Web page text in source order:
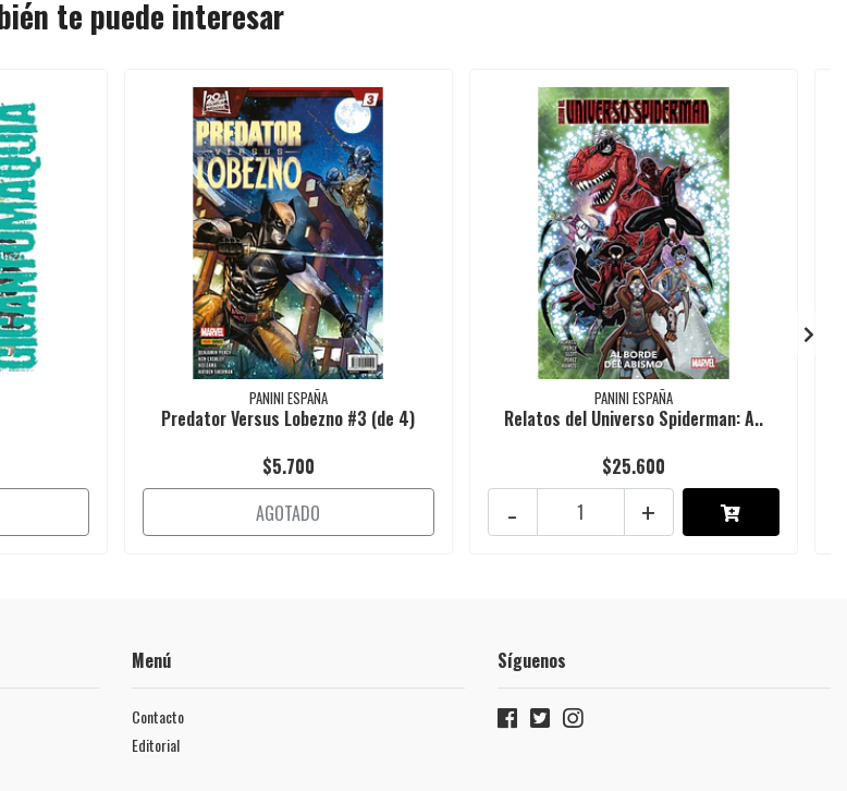
te puede interesar
PANINI ESPAÑA
Predator Versus Lobezno #3 (de 4)
$5.700
AGOTADO
PANINI ESPAÑA
Relatos del Universo Spiderman: A..
$25.600
+
-
Menú
Contacto
Editorial
Síguenos